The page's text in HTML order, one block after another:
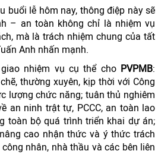
buổi lễ hôm nay, thông điệp này sẽ
– an toàn không chỉ là nhiệm vụ
mà là trách nhiệm chung của tất
Anh nhấn mạnh.
nhiệm vụ cụ thể cho PVPMB:
thường xuyên, kịp thời với Công
lượng chức năng; tuân thủ nghiêm
an ninh trật tự, PCCC, an toàn lao
toàn bộ quá trình triển khai dự án;
cao nhận thức và ý thức trách
nhân, nhà thầu và các bên liên